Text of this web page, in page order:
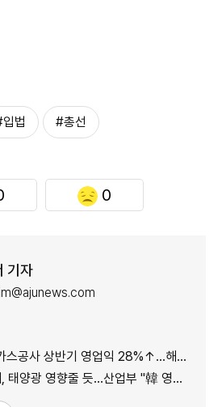
법 #총선
0
기자
상반기 영업익 28%↑…해외사업 호조도 한몫
영향줄 듯…산업부 "韓 영향 최소화 협의"